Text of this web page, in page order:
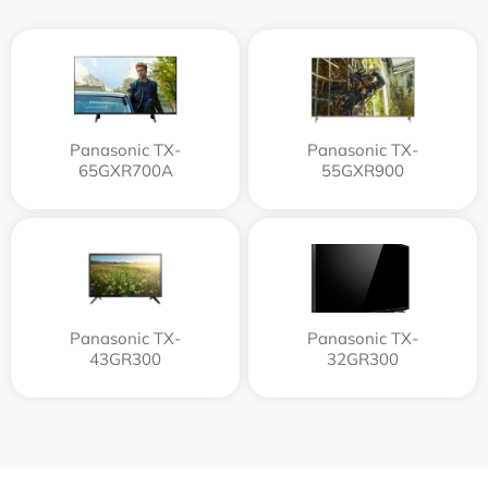
Panasonic TX-
65GXR700A
Panasonic TX-
55GXR900
Panasonic TX-
43GR300
Panasonic TX-
32GR300